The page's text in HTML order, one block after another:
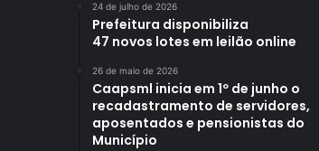
24 de julho de 2026
Prefeitura disponibiliza
47 novos lotes em leilão online
26 de maio de 2026
Caapsml inicia em 1º de junho o
recadastramento de servidores,
aposentados e pensionistas do
Município